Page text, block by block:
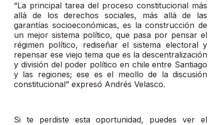
“La principal tarea del proceso constitucional más
allá de los derechos sociales, más allá de las
garantías socioeconómicas, es la construcción de
un mejor sistema político, que pasa por pensar el
régimen político, rediseñar el sistema electoral y
repensar ese viejo tema que es la descentralización
y división del poder político en chile entre Santiago
y las regiones; ese es el meollo de la discusión
constitucional” expresó Andrés Velasco.
Si te perdiste esta oportunidad, puedes ver el